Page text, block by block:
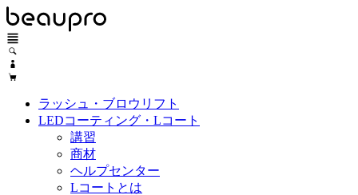
ラッシュ・ブロウリフト
LEDコーティング・Lコート
講習
商材
ヘルプセンター
Lコートとは